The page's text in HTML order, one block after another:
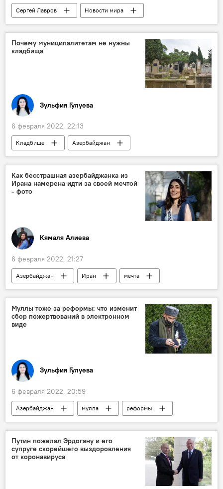
Сергей Лавров
Новости мира
Владимир Путин
Китай
Россия
Энтони Блинкен
Олимпийские игры
Почему муниципалитетам не нужны
кладбища
Зульфия Гулуева
6 февраля 2022, 22:13
Кладбище
Азербайджан
Муниципалитет
Как бесстрашная азербайджанка из
Ирана намерена идти за своей мечтой
- фото
Кямаля Алиева
6 февраля 2022, 21:27
Азербайджан Иран
мечта
модель
Культура азербайджанка
Муллы тоже за реформы: что изменит
сбор пожертвований в электронном
виде
Зульфия Гулуева
6 февраля 2022, 20:59
Азербайджан мулла
реформы
пожертвования
Путин пожелал Эрдогану и его
супруге скорейшего выздоровления
от коронавируса